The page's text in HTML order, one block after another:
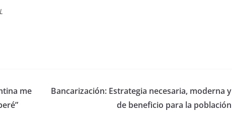
me
Bancarización: Estrategia necesaria, moderna y
de beneficio para la población